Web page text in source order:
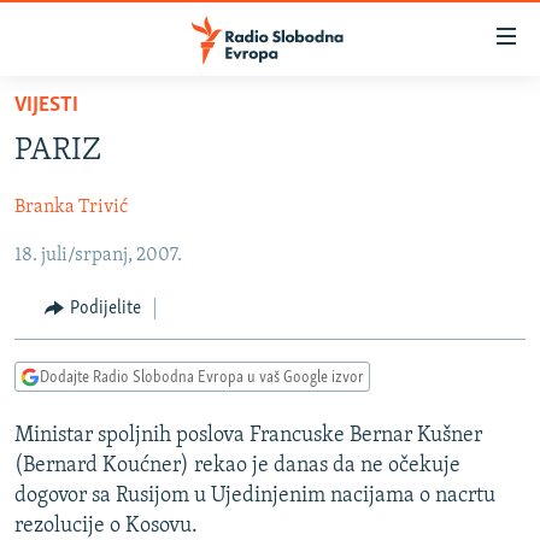
Pređite
glavni
Pređite
na
navigaciju
Pređite
na
pretragu
SRBIJA
KOSOVO
CRNA GORA
VIZUELNO
VIDEO
FOTOGALERIJE
INFOGRAFIKE
PODCASTI
RAT U UKRAJINI
KINA NA BALKANU
RSE PRIČE IZ SVIJETA
VIJESTI
PARIZ
Branka Trivić
18. juli/srpanj, 2007.
Podijelite
Dodajte Radio Slobodna Evropa u vaš Google izvor
Ministar spoljnih poslova Francuske Bernar Kušner
(Bernard Koućner) rekao je danas da ne očekuje
dogovor sa Rusijom u Ujedinjenim nacijama o nacrtu
rezolucije o Kosovu.